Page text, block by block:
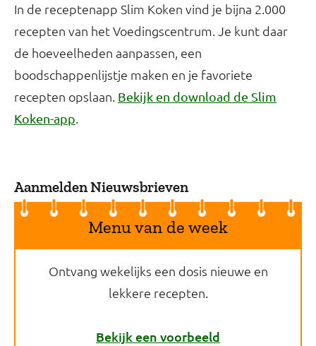
In de receptenapp Slim Koken vind je bijna 2.000
recepten van het Voedingscentrum. Je kunt daar
de hoeveelheden aanpassen, een
boodschappenlijstje maken en je favoriete
recepten opslaan. Bekijk en download de Slim
Koken-app.
Aanmelden Nieuwsbrieven
Menu van de week
Ontvang wekelijks een dosis nieuwe en
lekkere recepten.
Bekijk een voorbeeld